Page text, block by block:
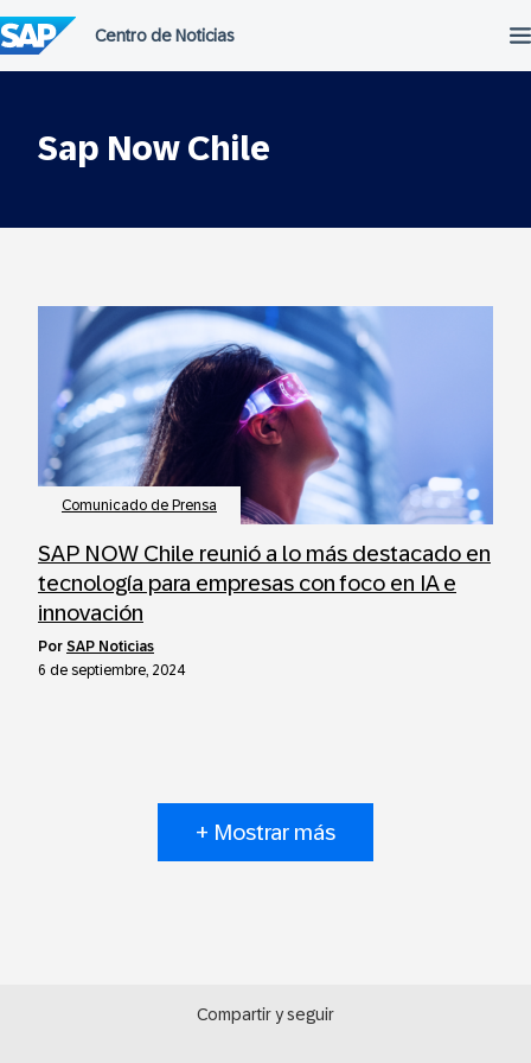
al
contenido
Sap Now Chile
Comunicado de Prensa
SAP NOW Chile reunió a lo más destacado en
tecnología para empresas con foco en IA e
innovación
por SAP Noticias
6 de septiembre, 2024
+ Mostrar más
Compartir y seguir